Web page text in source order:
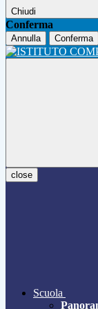
Chiudi
Conferma
Annulla Conferma
close
Scuola